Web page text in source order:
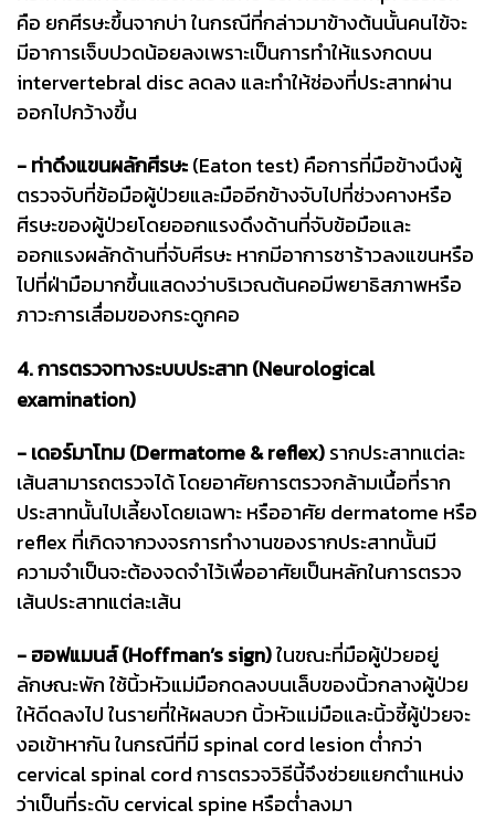
คือ ยกศีรษะขึ้นจากบ่า ในกรณีที่กล่าวมาข้างต้นนั้นคนไข้จะ
มีอาการเจ็บปวดน้อยลงเพราะเป็นการทำให้แรงกดบน
intervertebral disc ลดลง และทำให้ช่องที่ประสาทผ่าน
ออกไปกว้างขึ้น
- ท่าดึงแขนผลักศีรษะ(Eaton test) คือการที่มือข้างนึงผู้
ตรวจจับที่ข้อมือผู้ป่วยและมืออีกข้างจับไปที่ช่วงคางหรือ
ศีรษะของผู้ป่วยโดยออกแรงดึงด้านที่จับข้อมือและ
ออกแรงผลักด้านที่จับศีรษะ หากมีอาการชาร้าวลงแขนหรือ
ไปที่ฝ่ามือมากขึ้นแสดงว่าบริเวณต้นคอมีพยาธิสภาพหรือ
ภาวะการเสื่อมของกระดูกคอ
4. การตรวจทางระบบประสาท (Neurological
examination)
- เดอร์มาโทม (Dermatome & reflex)รากประสาทแต่ละ
เส้นสามารถตรวจได้ โดยอาศัยการตรวจกล้ามเนื้อที่ราก
ประสาทนั้นไปเลี้ยงโดยเฉพาะ หรืออาศัย dermatome หรือ
reflex ที่เกิดจากวงจรการทำงานของรากประสาทนั้นมี
ความจำเป็นจะต้องจดจำไว้เพื่ออาศัยเป็นหลักในการตรวจ
เส้นประสาทแต่ละเส้น
- ฮอฟแมนส์ (Hoffman’s sign)ในขณะที่มือผู้ป่วยอยู่
ลักษณะพัก ใช้นิ้วหัวแม่มือกดลงบนเล็บของนิ้วกลางผู้ป่วย
ให้ดีดลงไป ในรายที่ให้ผลบวก นิ้วหัวแม่มือและนิ้วชี้ผู้ป่วยจะ
งอเข้าหากัน ในกรณีที่มี spinal cord lesion ต่ำกว่า
cervical spinal cord การตรวจวิธีนี้จึงช่วยแยกตำแหน่ง
ว่าเป็นที่ระดับ cervical spine หรือต่ำลงมา